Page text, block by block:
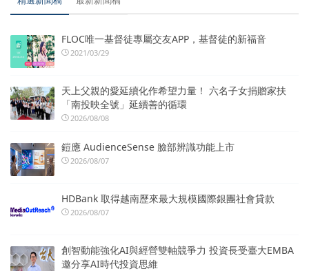
FLOC唯一基督徒專屬交友APP，基督徒的新福音
2021/03/29
天上父親的愛延續化作希望力量！ 六名子女捐贈家扶
「南投映全號」延續善的循環
2026/08/08
鎧應 AudienceSense 臉部辨識功能上市
2026/08/07
HDBank 取得越南歷來最大規模國際銀團社會貸款
2026/08/07
創智動能強化AI與經營雙軸競爭力 投資長受臺大EMBA
邀分享AI時代投資思維